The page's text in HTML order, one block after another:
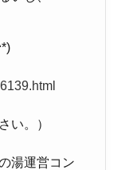
い。）
湯運営コン